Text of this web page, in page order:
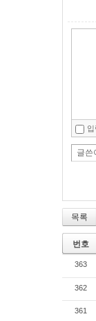
글쓴
목록
번호
363
362
361